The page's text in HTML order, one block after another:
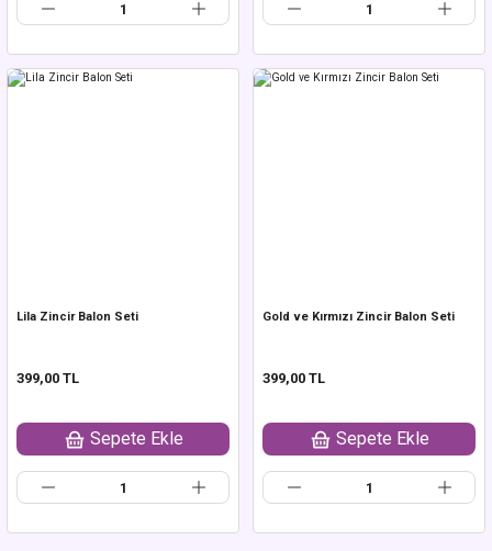
Lila Zincir Balon Seti
399,00 TL
Sepete Ekle
Gold ve Kırmızı Zincir Balon Seti
399,00 TL
Sepete Ekle